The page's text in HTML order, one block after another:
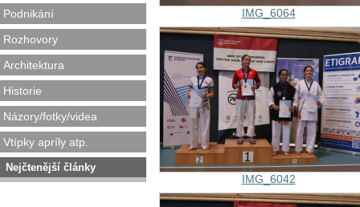
Podnikání
Rozhovory
Architektura
Historie
Názory/fotky/videa
Vtípky apríly atp.
Nejčtenější články
IMG_6064
IMG_6042